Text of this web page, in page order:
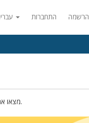
התחברות הרשמה
מצאו את שם הדומיין החדש שלכם. רשמו מטה את השם או מילות המפתח בכדי לבדוק את הזמינות.